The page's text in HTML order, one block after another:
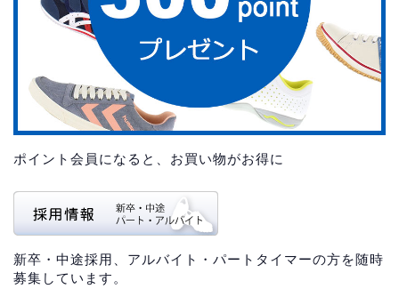
ポイント会員になると、お買い物がお得に
新卒・中途採用、アルバイト・パートタイマーの方を随時
募集しています。